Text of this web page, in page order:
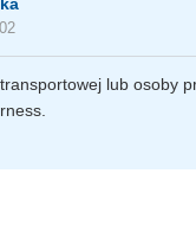
lub osoby